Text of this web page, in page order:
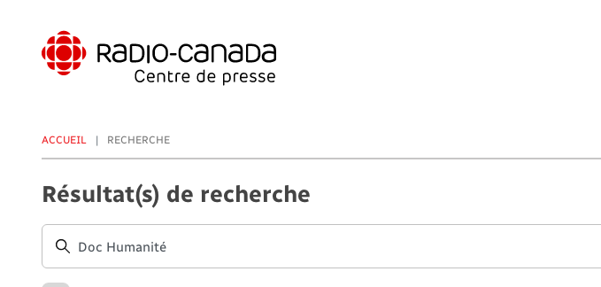
contenu
principal
ACCUEIL RECHERCHE
Résultat(s) de recherche